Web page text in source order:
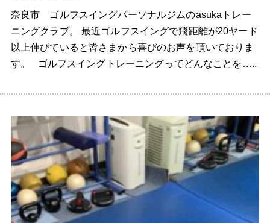
奈良市 ゴルフスイングパーソナルジムのasukaトレー
ニングクラブ。 最近ゴルフスイングで飛距離が20ヤード
以上伸びていると皆さまから喜びのお声を頂いておりま
す。 ゴルフスイングトレーニングってどんなことを…..